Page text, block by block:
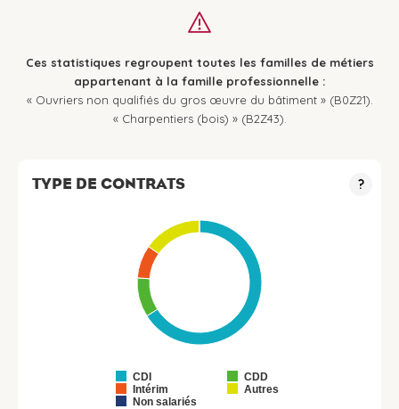
Ces statistiques regroupent toutes les familles de métiers
appartenant à la famille professionnelle :
« Ouvriers non qualifiés du gros œuvre du bâtiment » (B0Z21).
« Charpentiers (bois) » (B2Z43).
TYPE DE CONTRATS ?
CDI
CDD
Intérim
Autres
Non salariés